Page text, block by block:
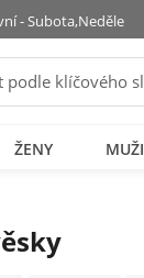
- Subota,Neděle
ŽENY МUŽI